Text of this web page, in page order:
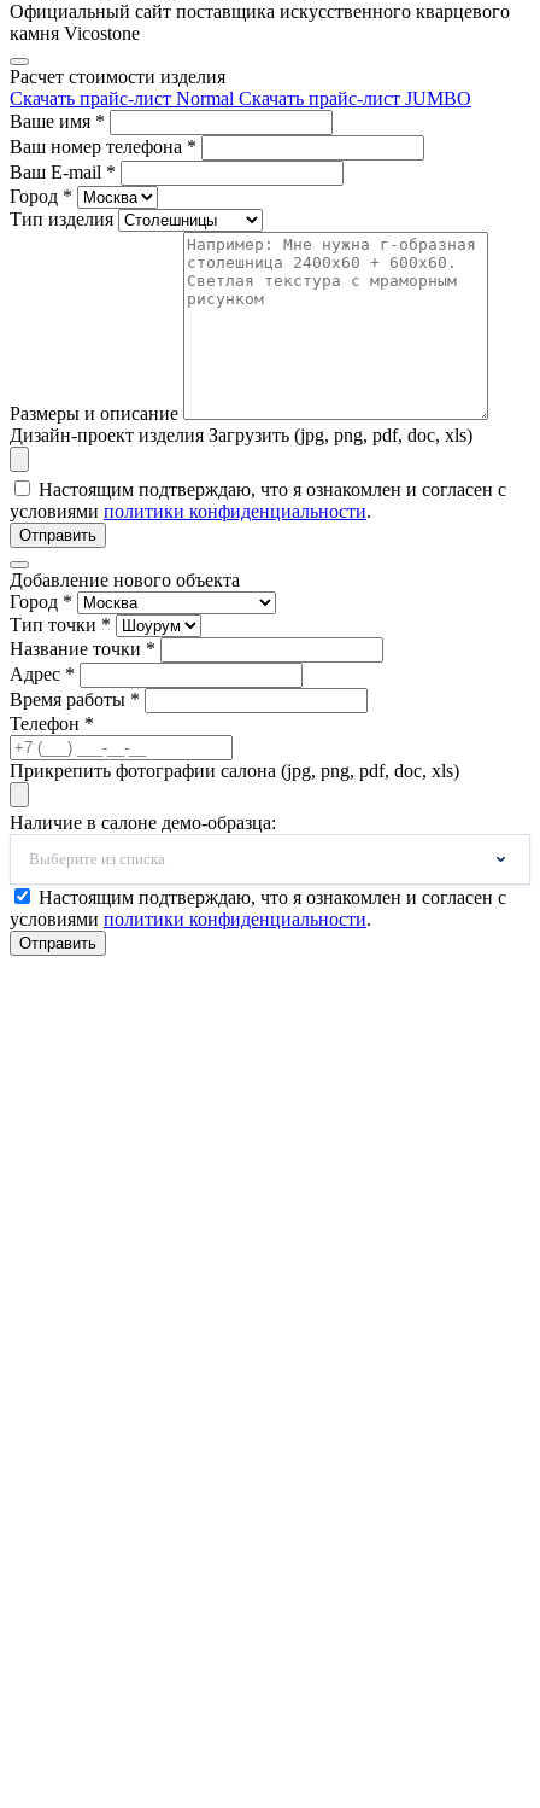
Официальный сайт поставщика искусственного кварцевого
камня Vicostone
Расчет стоимости изделия
Скачать прайс-лист Normal Скачать прайс-лист JUMBO
Ваше имя *
Ваш номер телефона *
Ваш E-mail *
Город *
Тип изделия
Размеры и описание
Дизайн-проект изделия Загрузить (jpg, png, pdf, doc, xls)
Настоящим подтверждаю, что я ознакомлен и согласен с
условиями политики конфиденциальности.
Отправить
Добавление нового объекта
Город *
Тип точки *
Название точки *
Адрес *
Время работы *
Телефон *
Прикрепить фотографии салона (jpg, png, pdf, doc, xls)
Наличие в салоне демо-образца:
Выберите из списка
Настоящим подтверждаю, что я ознакомлен и согласен с
условиями политики конфиденциальности.
Отправить